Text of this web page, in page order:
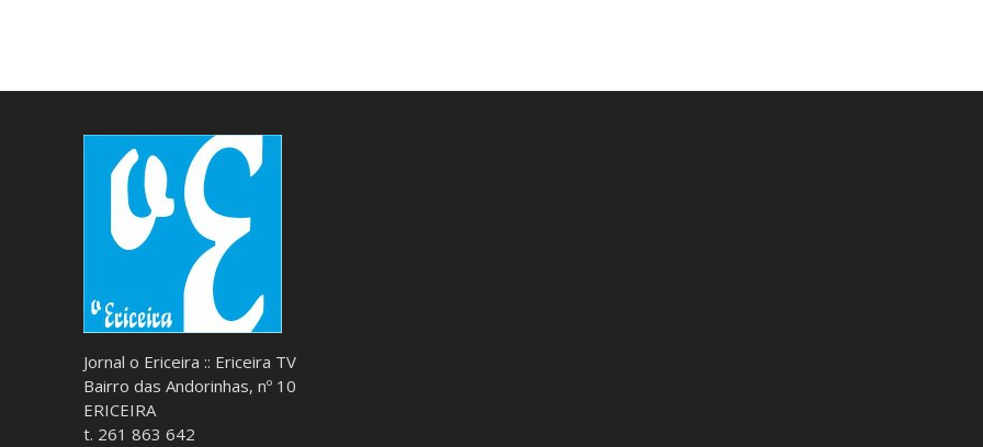
Jornal o Ericeira :: Ericeira TV
Bairro das Andorinhas, nº 10
ERICEIRA
t. 261 863 642